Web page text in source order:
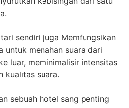
sendiri juga Memfungsikan
untuk menahan suara dari
luar, meminimalisir intensitas
kualitas suara.
sebuah hotel sang penting